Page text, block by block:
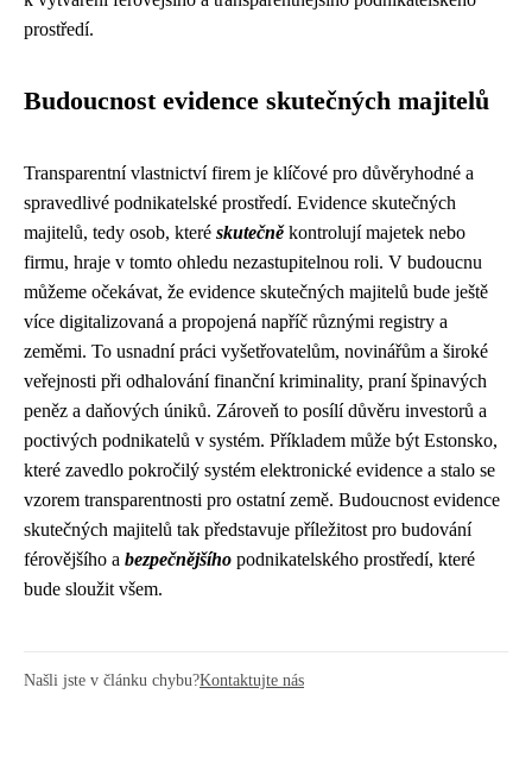
prostředí.
Budoucnost evidence skutečných majitelů
Transparentní vlastnictví firem je klíčové pro důvěryhodné a
spravedlivé podnikatelské prostředí. Evidence skutečných
majitelů, tedy osob, které skutečněkontrolují majetek nebo
firmu, hraje v tomto ohledu nezastupitelnou roli. V budoucnu
můžeme očekávat, že evidence skutečných majitelů bude ještě
více digitalizovaná a propojená napříč různými registry a
zeměmi. To usnadní práci vyšetřovatelům, novinářům a široké
veřejnosti při odhalování finanční kriminality, praní špinavých
peněz a daňových úniků. Zároveň to posílí důvěru investorů a
poctivých podnikatelů v systém. Příkladem může být Estonsko,
které zavedlo pokročilý systém elektronické evidence a stalo se
vzorem transparentnosti pro ostatní země. Budoucnost evidence
skutečných majitelů tak představuje příležitost pro budování
férovějšího a bezpečnějšího podnikatelského prostředí, které
bude sloužit všem.
Našli jste v článku chybu?Kontaktujte nás